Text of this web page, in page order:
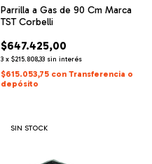
Parrilla a Gas de 90 Cm Marca
TST Corbelli
$647.425,00
3 x $215.808,33 sin interés
$615.053,75 con Transferencia o
depósito
SIN STOCK